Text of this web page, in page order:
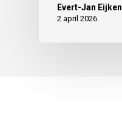
Evert-Jan Eijken
2 april 2026